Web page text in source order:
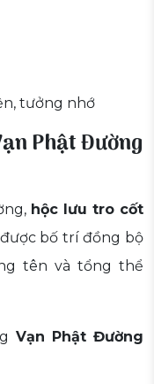
tưởng nhớ
Phật Đường
hộc lưu tro cốt
bố trí đồng bộ
tên và tổng thể
Vạn Phật Đường